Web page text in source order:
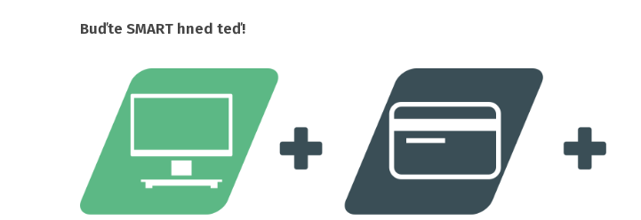
Buďte SMART hned teď!